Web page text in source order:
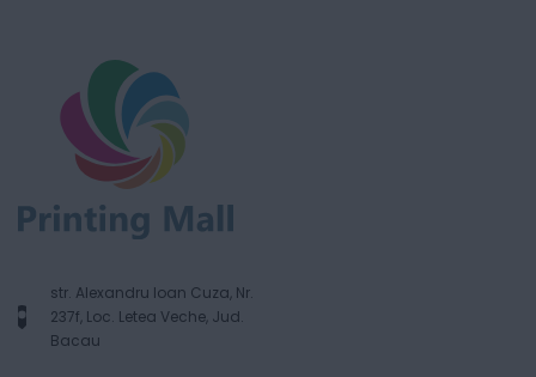
str. Alexandru Ioan Cuza, Nr.
237f, Loc. Letea Veche, Jud.
Bacau